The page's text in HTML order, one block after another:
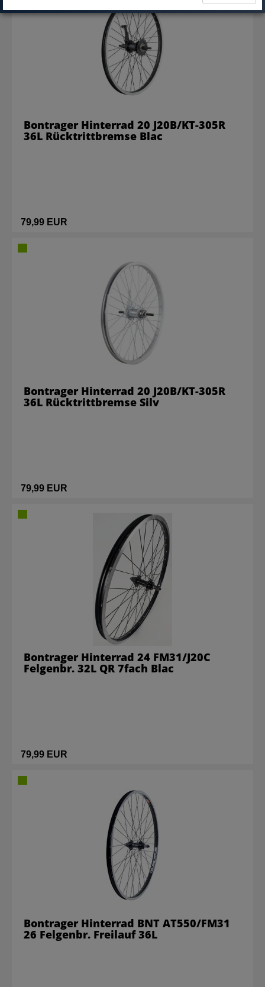
79,99 EUR
Bontrager Hinterrad 20 J20B/KT-305R
36L Rücktrittbremse Blac
79,99 EUR
Bontrager Hinterrad 20 J20B/KT-305R
36L Rücktrittbremse Silv
79,99 EUR
Bontrager Hinterrad 24 FM31/J20C
Felgenbr. 32L QR 7fach Blac
Bontrager Hinterrad BNT AT550/FM31
26 Felgenbr. Freilauf 36L